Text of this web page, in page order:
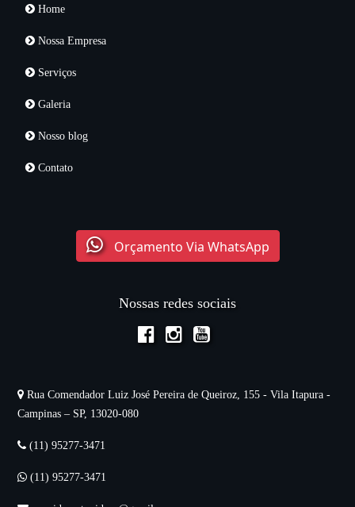
Home
Nossa Empresa
Serviços
Galeria
Nosso blog
Contato
Orçamento Via WhatsApp
Nossas redes sociais
Rua Comendador Luiz José Pereira de Queiroz, 155 - Vila Itapura -
Campinas – SP, 13020-080
(11) 95277-3471
(11) 95277-3471